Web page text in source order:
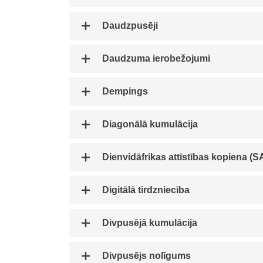
Daudzpusēji
Daudzuma ierobežojumi
Dempings
Diagonālā kumulācija
Dienvidāfrikas
Digitālā tirdzniecība
Divpusējā kumulācija
Divpusējs nolīgums